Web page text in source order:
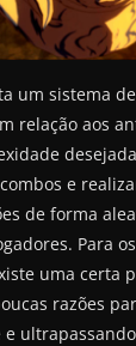
um sistema
relação aos
e
de forma
Para
uma certa
razões